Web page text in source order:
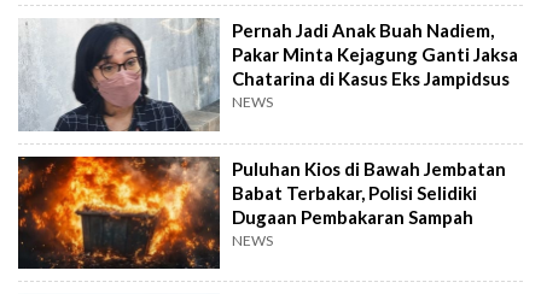
Pernah Jadi Anak Buah Nadiem,
Pakar Minta Kejagung Ganti Jaksa
Chatarina di Kasus Eks Jampidsus
NEWS
Puluhan Kios di Bawah Jembatan
Babat Terbakar, Polisi Selidiki
Dugaan Pembakaran Sampah
NEWS